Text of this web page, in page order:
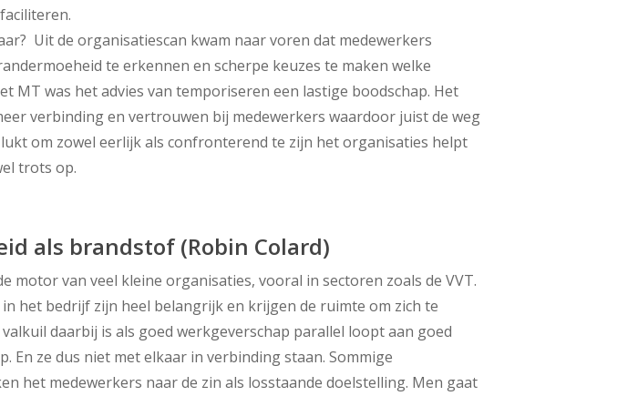
Uit de organisatiescan kwam naar voren dat medewerkers
te erkennen en scherpe keuzes te maken welke
was het advies van temporiseren een lastige boodschap. Het
verbinding en vertrouwen bij medewerkers waardoor juist de weg
om zowel eerlijk als confronterend te zijn het organisaties helpt
trots op.
als brandstof (Robin Colard)
motor van veel kleine organisaties, vooral in sectoren zoals de VVT.
het bedrijf zijn heel belangrijk en krijgen de ruimte om zich te
daarbij is als goed werkgeverschap parallel loopt aan goed
En ze dus niet met elkaar in verbinding staan. Sommige
het medewerkers naar de zin als losstaande doelstelling. Men gaat